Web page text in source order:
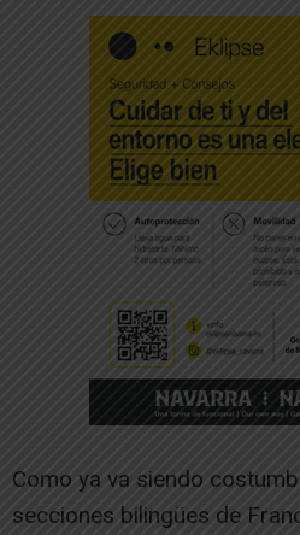
Como ya va siendo
secciones bilingües de